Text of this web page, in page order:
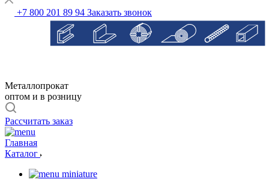
+7 800 201 89 94 Заказать звонок
Металлопрокат
оптом и в розницу
Рассчитать заказ
Главная
Каталог